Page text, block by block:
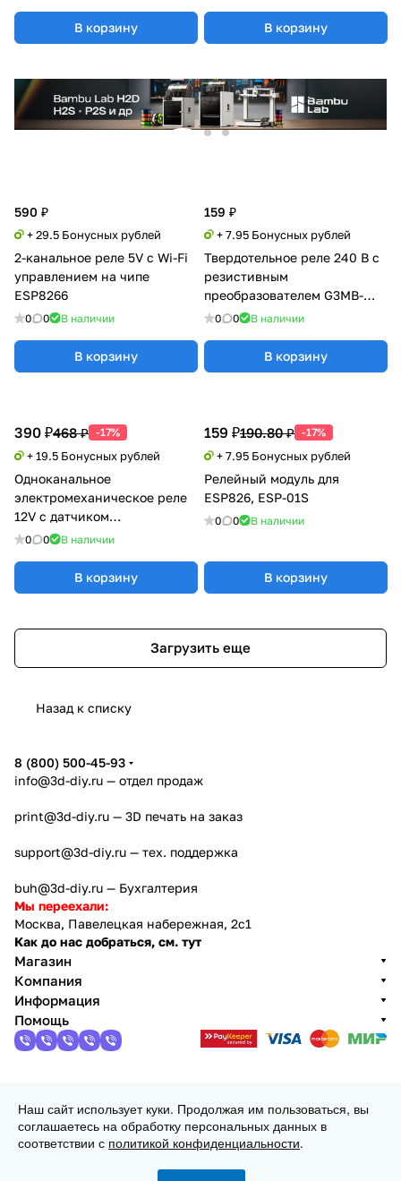
В корзину В корзину
590 ₽
+ 29.5 Бонусных рублей
2-канальное реле 5V с Wi-Fi
управлением на чипе
ESP8266
0 0 В наличии
В корзину
159 ₽
+ 7.95 Бонусных рублей
Твердотельное реле 240 В с
резистивным
преобразователем G3MB-
202P
0 0 В наличии
В корзину
390 ₽468 ₽ -17%
+ 19.5 Бонусных рублей
Одноканальное
электромеханическое реле
12V с датчиком
освещенности
0 0 В наличии
В корзину
159 ₽190.80 ₽ -17%
+ 7.95 Бонусных рублей
Релейный модуль для
ESP826, ESP-01S
0 0 В наличии
В корзину
Загрузить еще
Назад к списку
8 (800) 500-45-93
info@3d-diy.ru — отдел продаж
print@3d-diy.ru — 3D печать на заказ
support@3d-diy.ru — тех. поддержка
buh@3d-diy.ru — Бухгалтерия
Мы переехали:
Москва, Павелецкая набережная, 2с1
Как до нас добраться, см. тут
Магазин
Компания
Информация
Помощь
комплектующих для 3D принтеров, ЧПУ станков и
робототехники
КонфиденциальностьОферта
Наш сайт использует куки. Продолжая им пользоваться, вы
соглашаетесь на обработку персональных данных в
соответствии с политикой конфиденциальности.